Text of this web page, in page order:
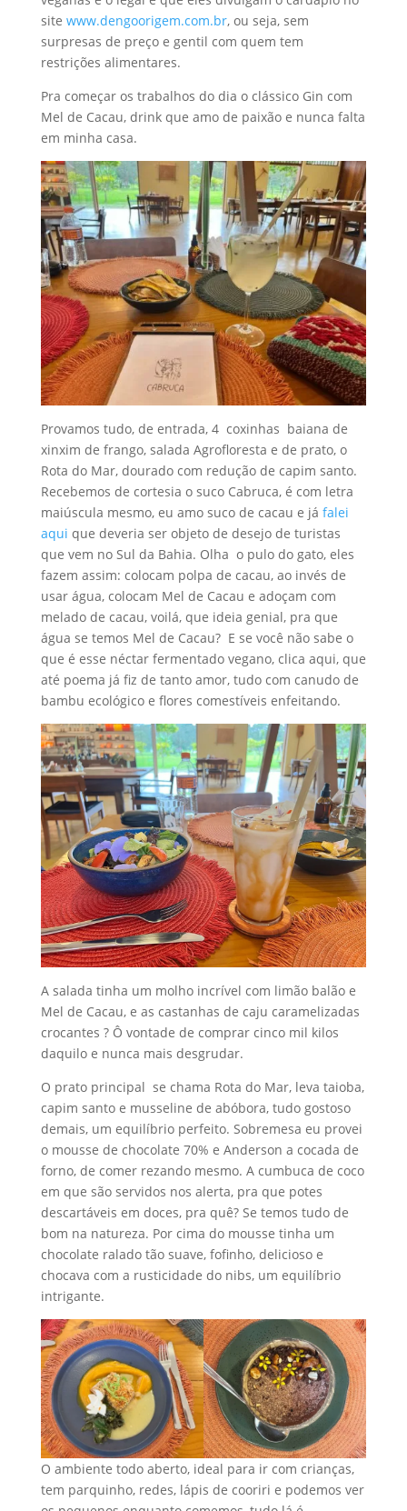
site www.dengoorigem.com.br, ou seja, sem
surpresas de preço e gentil com quem tem
restrições alimentares.
Pra começar os trabalhos do dia o clássico Gin com
Mel de Cacau, drink que amo de paixão e nunca falta
em minha casa.
Provamos tudo, de entrada, 4 coxinhas baiana de
xinxim de frango, salada Agrofloresta e de prato, o
Rota do Mar, dourado com redução de capim santo.
Recebemos de cortesia o suco Cabruca, é com letra
maiúscula mesmo, eu amo suco de cacau e já falei
aqui que deveria ser objeto de desejo de turistas
que vem no Sul da Bahia. Olha o pulo do gato, eles
fazem assim: colocam polpa de cacau, ao invés de
usar água, colocam Mel de Cacau e adoçam com
melado de cacau, voilá, que ideia genial, pra que
água se temos Mel de Cacau? E se você não sabe o
que é esse néctar fermentado vegano, clica aqui, que
até poema já fiz de tanto amor, tudo com canudo de
bambu ecológico e flores comestíveis enfeitando.
A salada tinha um molho incrível com limão balão e
Mel de Cacau, e as castanhas de caju caramelizadas
crocantes ? Ô vontade de comprar cinco mil kilos
daquilo e nunca mais desgrudar.
O prato principal se chama Rota do Mar, leva taioba,
capim santo e musseline de abóbora, tudo gostoso
demais, um equilíbrio perfeito. Sobremesa eu provei
o mousse de chocolate 70% e Anderson a cocada de
forno, de comer rezando mesmo. A cumbuca de coco
em que são servidos nos alerta, pra que potes
descartáveis em doces, pra quê? Se temos tudo de
bom na natureza. Por cima do mousse tinha um
chocolate ralado tão suave, fofinho, delicioso e
chocava com a rusticidade do nibs, um equilíbrio
intrigante.
O ambiente todo aberto, ideal para ir com crianças,
tem parquinho, redes, lápis de cooriri e podemos ver